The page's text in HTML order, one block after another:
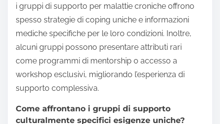
i gruppi di supporto per malattie croniche offrono
spesso strategie di coping uniche e informazioni
mediche specifiche per le loro condizioni. Inoltre,
alcuni gruppi possono presentare attributi rari
come programmi di mentorship o accesso a
workshop esclusivi, migliorando l’esperienza di
supporto complessiva.
Come affrontano i gruppi di supporto
culturalmente specifici esigenze uniche?